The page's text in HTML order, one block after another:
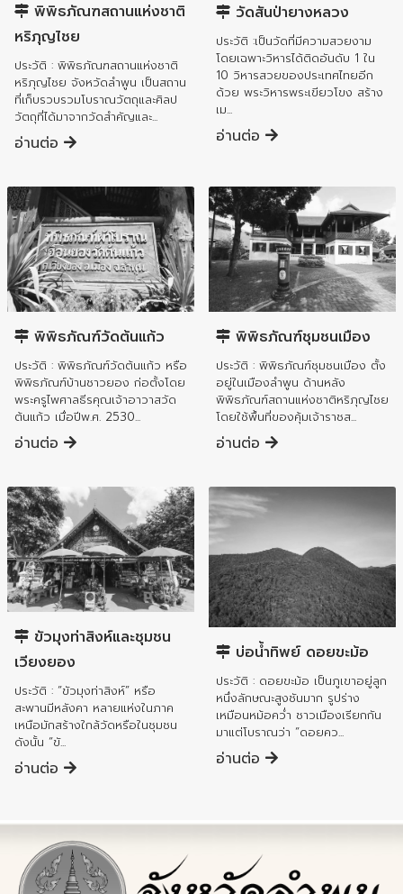
พิพิธภัณฑสถานแห่งชาติ
หริภุญไชย
ประวัติ : พิพิธภัณฑสถานแห่งชาติ
หริภุญไชย จังหวัดลำพูน เป็นสถาน
ที่เก็บรวบรวมโบราณวัตถุและศิลป
วัตถุที่ได้มาจากวัดสำคัญและ...
อ่านต่อ
วัดสันป่ายางหลวง
ประวัติ :เป็นวัดที่มีความสวยงาม
โดยเฉพาะวิหารได้ติดอันดับ 1 ใน
10 วิหารสวยของประเทศไทยอีก
ด้วย พระวิหารพระเขียวโขง สร้าง
เม...
อ่านต่อ
อำเภอเมืองลำพูน
พิพิธภัณฑ์วัดต้นแก้ว
ประวัติ : พิพิธภัณฑ์วัดต้นแก้ว หรือ
พิพิธภัณฑ์บ้านชาวยอง ก่อตั้งโดย
พระครูไพศาลธีรคุณเจ้าอาวาสวัด
ต้นแก้ว เมื่อปีพ.ศ. 2530...
อ่านต่อ
อำเภอเมืองลำพูน
พิพิธภัณฑ์ชุมชนเมือง
ประวัติ : พิพิธภัณฑ์ชุมชนเมือง ตั้ง
อยู่ในเมืองลำพูน ด้านหลัง
พิพิธภัณฑ์สถานแห่งชาติหริภุญไชย
โดยใช้พื้นที่ของคุ้มเจ้าราชส...
อ่านต่อ
อำเภอเมืองลำพูน
ขัวมุงท่าสิงห์และชุมชน
เวียงยอง
ประวัติ : “ขัวมุงท่าสิงห์” หรือ
สะพานมีหลังคา หลายแห่งในภาค
เหนือมักสร้างใกล้วัดหรือในชุมชน
ดังนั้น “ขั...
อ่านต่อ
อำเภอเมืองลำพูน
บ่อน้ำทิพย์ ดอยขะม้อ
ประวัติ : ดอยขะม้อ เป็นภูเขาอยู่ลูก
หนึ่งลักษณะสูงชันมาก รูปร่าง
เหมือนหม้อคว่ำ ชาวเมืองเรียกกัน
มาแต่โบราณว่า “ดอยคว...
อ่านต่อ